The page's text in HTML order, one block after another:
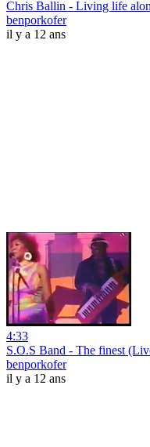
Chris Ballin - Living life
benporkofer
il y a 12 ans
4:33
S.O.S Band - The finest
benporkofer
il y a 12 ans